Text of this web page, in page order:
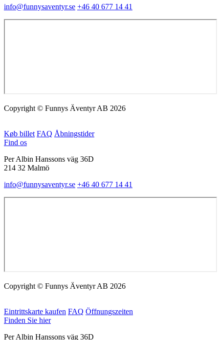
info@funnysaventyr.se +46 40 677 14 41
Copyright © Funnys Äventyr AB 2026
Køb billet FAQ Åbningstider
Find os
Per Albin Hanssons väg 36D
214 32 Malmö
info@funnysaventyr.se +46 40 677 14 41
Copyright © Funnys Äventyr AB 2026
Eintrittskarte kaufen FAQ Öffnungszeiten
Finden Sie hier
Per Albin Hanssons väg 36D